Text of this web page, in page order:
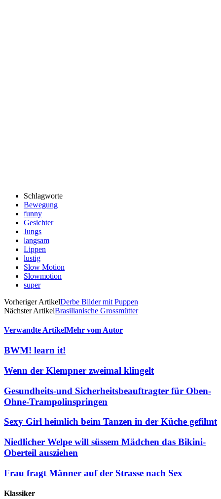
Schlagworte
Bewegung
funny
Gesichter
Jungs
langsam
Lippen
lustig
Slow Motion
Slowmotion
super
Vorheriger ArtikelDerbe Bilder mit Puppen
Nächster ArtikelBrasilianische Grossmütter
Verwandte ArtikelMehr vom Autor
BWM! learn it!
Wenn der Klempner zweimal klingelt
Gesundheits-und Sicherheitsbeauftragter für Oben-
Ohne-Trampolinspringen
Sexy Girl heimlich beim Tanzen in der Küche gefilmt
Niedlicher Welpe will süssem Mädchen das Bikini-
Oberteil ausziehen
Frau fragt Männer auf der Strasse nach Sex
Klassiker